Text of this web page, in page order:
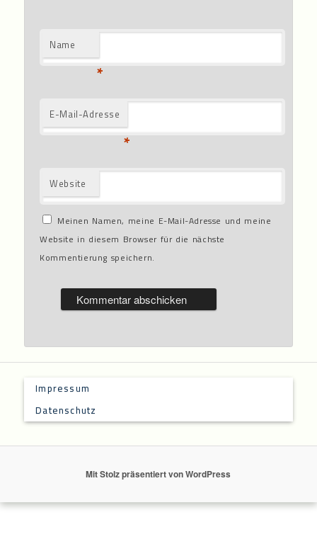
Name
*
E-Mail-Adresse
*
Website
Meinen Namen, meine E-Mail-Adresse und meine
Website in diesem Browser für die nächste
Kommentierung speichern.
Impressum
Datenschutz
Mit Stolz präsentiert von WordPress